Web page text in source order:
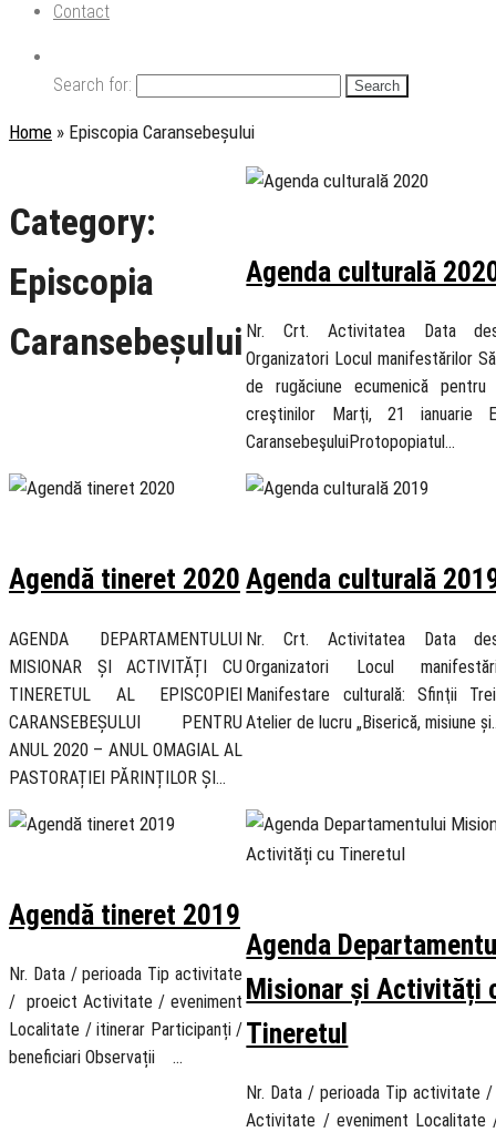
Contact
Search for:
Home » Episcopia Caransebeșului
Category:
Episcopia
Caransebeșului
Agenda culturală
Nr. Crt. Activitatea Data
Organizatori Locul manifestărilor
de rugăciune ecumenică pentru
creştinilor Marţi, 21 ianuarie
CaransebeşuluiProtopopiatul…
Agendă tineret 2020
AGENDA DEPARTAMENTULUI
MISIONAR ȘI ACTIVITĂȚI CU
TINERETUL AL EPISCOPIEI
CARANSEBEȘULUI PENTRU
ANUL 2020 – ANUL OMAGIAL AL
PASTORAȚIEI PĂRINȚILOR ȘI…
Agenda culturală
Nr. Crt. Activitatea Data
Organizatori Locul
Manifestare culturală: Sfinţii
Atelier de lucru „Biserică, misiune
Agendă tineret 2019
Nr. Data / perioada Tip activitate
/ proeict Activitate / eveniment
Localitate / itinerar Participanți /
beneficiari Observații …
Agenda
Misionar și Activități
Tineretul
Nr. Data / perioada Tip activitate
Activitate / eveniment Localitate